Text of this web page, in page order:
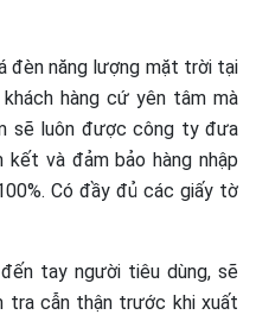
đèn năng lượng mặt trời tại
hàng cứ yên tâm mà
sẽ luôn được công ty đưa
kết và đảm bảo hàng nhập
Có đầy đủ các giấy tờ
tay người tiêu dùng, sẽ
tra cẫn thận trước khi xuất